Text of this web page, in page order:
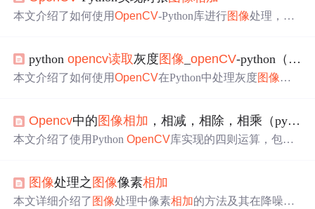
等，还提及图像混合、缩放、旋转等内容。
本文介绍了如何使用OpenCV-Python库进行图像处理，包
序变化对混合效果的影响。
pythonopencv读取灰度图像 _openCV-python（一）
本文介绍了如何使用OpenCV在Python中处理灰度图像，
Opencv中的 图像相加 ，相减，相除，相乘（python实现）
本文介绍了使用PythonOpenCV库实现的四则运算，包括
理。图像处理之 图像像素相加
本文详细介绍了 图像处理中像素相加的方法及其在降噪中